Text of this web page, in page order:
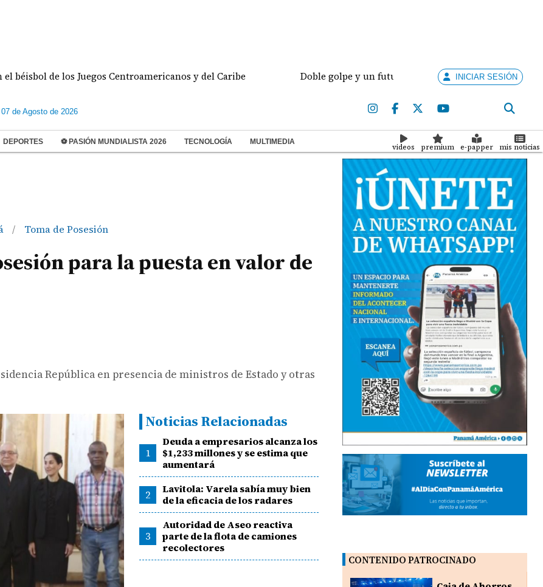
de los Juegos Centroamericanos y del Caribe Doble golpe y un futuro por revisar Meduca
INICIAR SESIÓN
de Agosto de 2026
DEPORTES ⚽ PASIÓN MUNDIALISTA 2026 TECNOLOGÍA MULTIMEDIA
videos premium e-papper mis noticias
/ Toma de Posesión
para la puesta en valor de
República en presencia de ministros de Estado y otras
Noticias Relacionadas
1
Deuda a empresarios alcanza los
$1,233 millones y se estima que
aumentará
2
Lavitola: Varela sabía muy bien
de la eficacia de los radares
3
Autoridad de Aseo reactiva
parte de la flota de camiones
recolectores
CONTENIDO PATROCINADO